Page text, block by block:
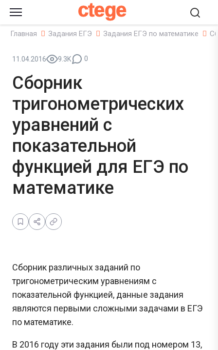
ctege
Главная Задания ЕГЭ Задания ЕГЭ по математике
11.04.2016 9.3K 0
Сборник
тригонометрических
уравнений с
показательной
функцией для ЕГЭ по
математике
Сборник различных заданий по
тригонометрическим уравнениям с
показательной функцией, данные задания
являются первыми сложными задачами в ЕГЭ
по математике.
В 2016 году эти задания были под номером 13,